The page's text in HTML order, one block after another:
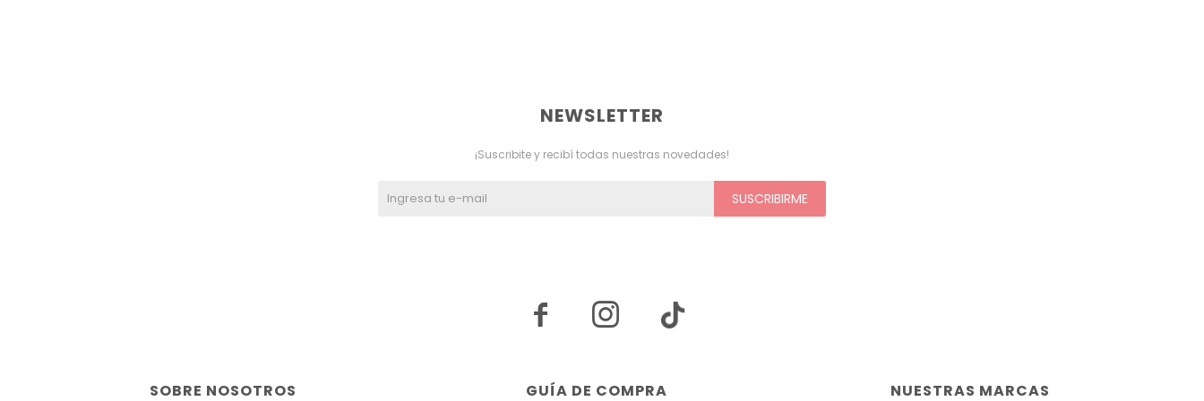
NUESTRAS MARCAS
GUÍA DE COMPRA
SOBRE NOSOTROS
NEWSLETTER
¡Suscribite y recibí todas nuestras novedades!
SUSCRIBIRME
 